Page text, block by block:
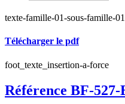
texte-famille-01-sous-famille-01
Télécharger le pdf
foot_texte_insertion-a-force
Référence BF-527-